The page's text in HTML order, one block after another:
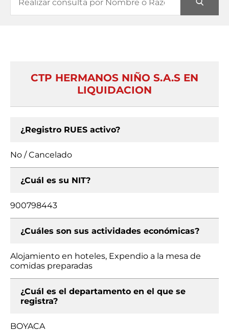
CTP HERMANOS NIÑO S.A.S EN
LIQUIDACION
¿Registro RUES activo?
No / Cancelado
¿Cuál es su NIT?
900798443
¿Cuáles son sus actividades económicas?
Alojamiento en hoteles, Expendio a la mesa de
comidas preparadas
¿Cuál es el departamento en el que se
registra?
BOYACA